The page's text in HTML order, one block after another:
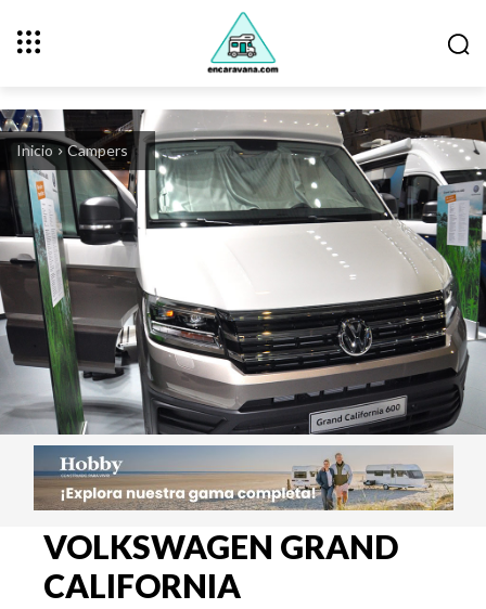
Inicio Campers
VOLKSWAGEN GRAND
CALIFORNIA